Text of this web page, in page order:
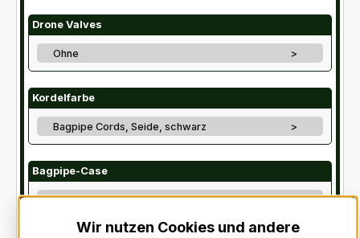
Drone Valves
Ohne >
Kordelfarbe
Bagpipe Cords, Seide, schwarz >
Bagpipe-Case
Ohne >
Wir nutzen Cookies und andere